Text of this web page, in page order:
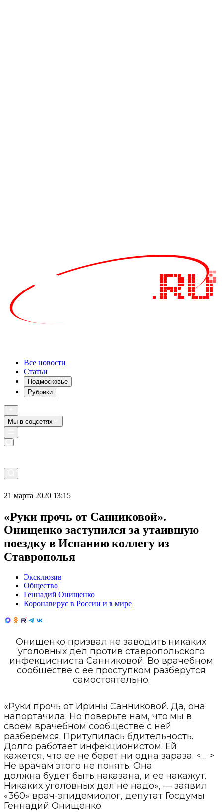
Все новости
Статьи
Подмосковье
Рубрики
Мы в соцсетях
21 марта 2020 13:15
«Руки прочь от Санниковой».
Онищенко заступился за утаившую
поездку в Испанию коллегу из
Ставрополья
Эксклюзив
Общество
Геннадий Онищенко
Коронавирус в России и в мире
Онищенко призвал не заводить никаких
уголовных дел против ставропольского
инфекциониста Санниковой. Во врачебном
сообществе с ее проступком разберутся
самостоятельно.
«Руки прочь от Ирины Санниковой. Да, она
напортачила. Но поверьте нам, что мы в
своем врачебном сообществе с ней
разберемся. Притупилась бдительность.
Долго работает инфекционистом. Ей
кажется, что ее не берет ни одна зараза. <… >
Не врачам этого не понять. Она
должна будет быть наказана, и ее накажут.
Никаких уголовных дел не надо», — заявил
«360» врач-эпидемиолог, депутат Госдумы
Геннадий Онищенко.